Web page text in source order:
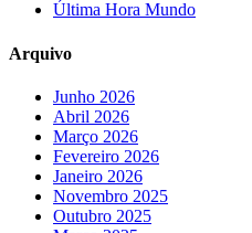
Última Hora Mundo
Arquivo
Junho 2026
Abril 2026
Março 2026
Fevereiro 2026
Janeiro 2026
Novembro 2025
Outubro 2025